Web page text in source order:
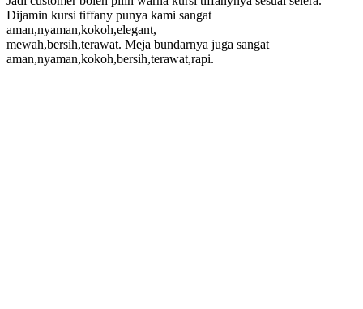
Dijamin kursi tiffany punya kami sangat
aman,nyaman,kokoh,elegant,
mewah,bersih,terawat. Meja bundarnya juga sangat
aman,nyaman,kokoh,bersih,terawat,rapi.